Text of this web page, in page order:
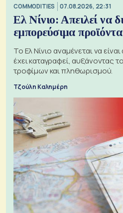
COMMODITIES 07.08.2026, 22:31
Ελ Νίνιο: Απειλεί να
εμπορεύσιμα
Το Ελ Νίνιο αναμένεται να
έχει καταγραφεί, αυξάνοντας
τροφίμων και πληθωρισμού.
Τζούλη Καλημέρη